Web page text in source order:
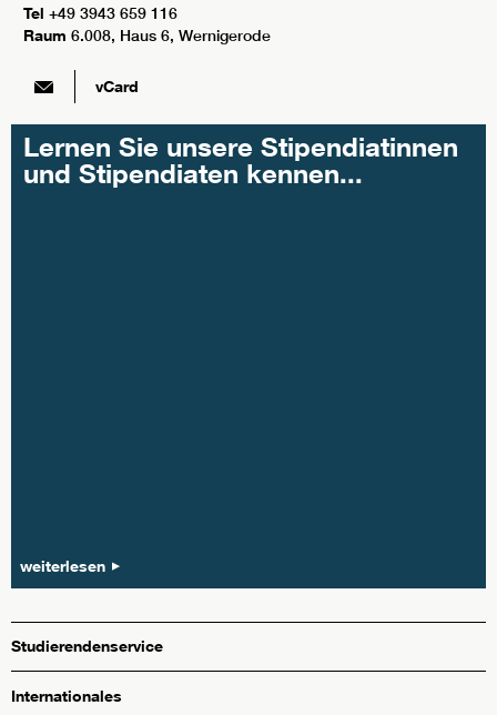
Tel +49 3943 659 116
Raum 6.008, Haus 6, Wernigerode
vCard
Lernen Sie unsere Stipendiatinnen
und Stipendiaten kennen...
weiterlesen
Studierendenservice
Internationales